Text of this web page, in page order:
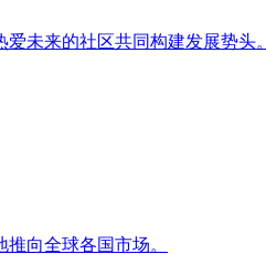
未来的社区共同构建发展势头。
向全球各国市场。